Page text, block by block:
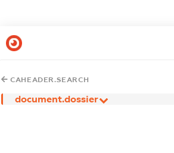
CAHEADER.SEARCH
document.dossier